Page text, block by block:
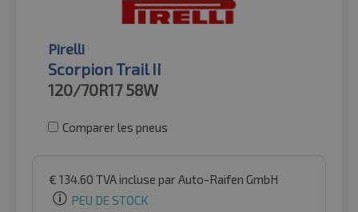
Pirelli
Scorpion Trail II
120/70R17 58W
Comparer les pneus
€ 134.60 TVA incluse par Auto-Raifen GmbH
PEU DE STOCK